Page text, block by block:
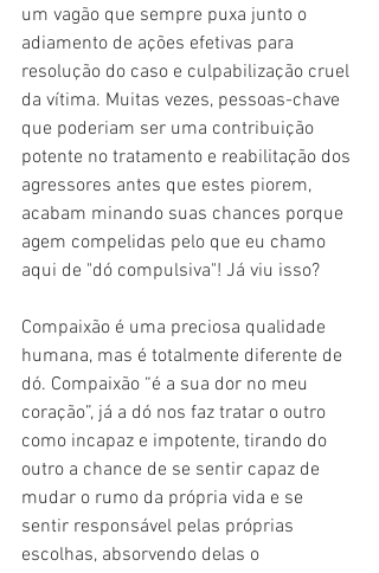
um vagão que sempre puxa junto o
adiamento de ações efetivas para
resolução do caso e culpabilização cruel
da vítima. Muitas vezes, pessoas-chave
que poderiam ser uma contribuição
potente no tratamento e reabilitação dos
agressores antes que estes piorem,
acabam minando suas chances porque
agem compelidas pelo que eu chamo
aqui de "dó compulsiva"! Já viu isso?
Compaixão é uma preciosa qualidade
humana, mas é totalmente diferente de
dó. Compaixão “é a sua dor no meu
coração”, já a dó nos faz tratar o outro
como incapaz e impotente, tirando do
outro a chance de se sentir capaz de
mudar o rumo da própria vida e se
sentir responsável pelas próprias
escolhas, absorvendo delas o